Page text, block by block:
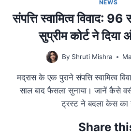
NEWS
संपत्ति स्वामित्व विवाद:
सुप्रीम कोर्ट ने दिया
By Shruti Mishra
मद्रास के एक पुराने संपत्ति स्वामित्व
साल बाद फैसला सुनाया। जानें कैसे
ट्रस्ट ने बदला केस का
Share